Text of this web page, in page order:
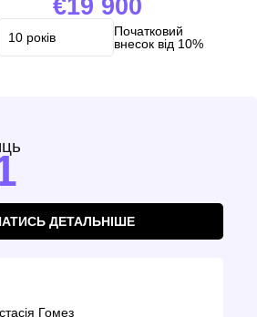
19 900
Початковий
внесок від 10%
ДЕТАЛЬНІШЕ
Гомез